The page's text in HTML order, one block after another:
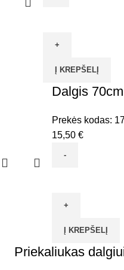
Dalgis
ARTI
RU
Į KREPŠELĮ
Dalgis
Prekės kodas:
15,50 €
Dalgis
Sobol
VITATOOL
Į KREPŠELĮ
Priekaliukas